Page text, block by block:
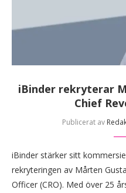
iBinder rekryterar
Chief
Publicerat av
iBinder stärker sitt
rekryteringen av Mårten
Officer (CRO). Med över 25